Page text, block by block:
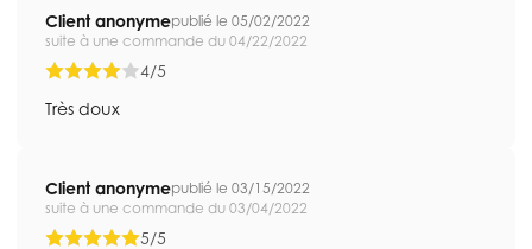
Client anonymepublié le 05/02/2022
suite à une commande du 04/22/2022
4/5
Très doux
Client anonymepublié le 03/15/2022
suite à une commande du 03/04/2022
5/5